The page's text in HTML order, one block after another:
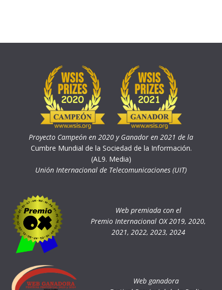
Proyecto Campeón en 2020 y Ganador en 2021 de la
Cumbre Mundial de la Sociedad de la Información.
(AL9. Media)
Unión Internacional de Telecomunicaciones (UIT)
Web premiada con el
Premio Internacional OX 2019, 2020,
2021, 2022, 2023, 2024
Web ganadora